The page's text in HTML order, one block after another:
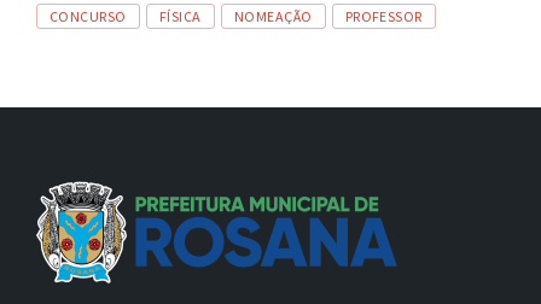
Tags
CONCURSO FÍSICA NOMEAÇÃO PROFESSOR